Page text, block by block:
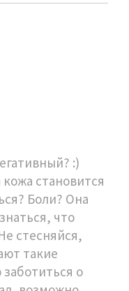
:)
становится
Боли? Она
что
стесняйся,
такие
о